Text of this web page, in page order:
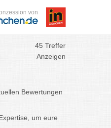
von
45 Treffer
Anzeigen
Bewertungen
um eure